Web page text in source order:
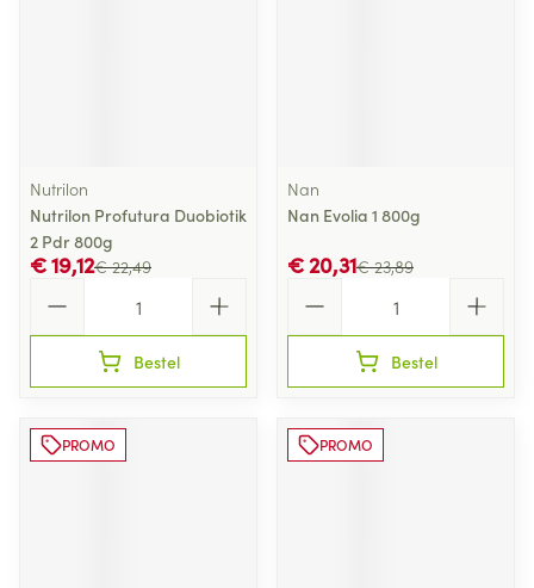
Nutrilon
Nutrilon Profutura Duobiotik
2 Pdr 800g
€ 22,49
€ 19,12
Bestel
Nan
Nan Evolia 1 800g
€ 23,89
€ 20,31
Bestel
PROMO PROMO